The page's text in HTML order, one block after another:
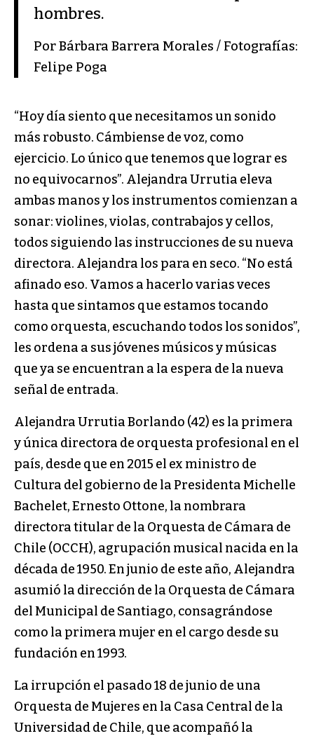
hombres.
Por Bárbara Barrera Morales / Fotografías:
Felipe Poga
“Hoy día siento que necesitamos un sonido
más robusto. Cámbiense de voz, como
ejercicio. Lo único que tenemos que lograr es
no equivocarnos”. Alejandra Urrutia eleva
ambas manos y los instrumentos comienzan a
sonar: violines, violas, contrabajos y cellos,
todos siguiendo las instrucciones de su nueva
directora. Alejandra los para en seco. “No está
afinado eso. Vamos a hacerlo varias veces
hasta que sintamos que estamos tocando
como orquesta, escuchando todos los sonidos”,
les ordena a sus jóvenes músicos y músicas
que ya se encuentran a la espera de la nueva
señal de entrada.
Alejandra Urrutia Borlando (42) es la primera
y única directora de orquesta profesional en el
país, desde que en 2015 el ex ministro de
Cultura del gobierno de la Presidenta Michelle
Bachelet, Ernesto Ottone, la nombrara
directora titular de la Orquesta de Cámara de
Chile (OCCH), agrupación musical nacida en la
década de 1950. En junio de este año, Alejandra
asumió la dirección de la Orquesta de Cámara
del Municipal de Santiago, consagrándose
como la primera mujer en el cargo desde su
fundación en 1993.
La irrupción el pasado 18 de junio de una
Orquesta de Mujeres en la Casa Central de la
Universidad de Chile, que acompañó la